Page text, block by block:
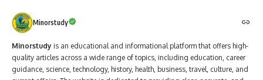
Minorstudy
Minorstudy is an educational and informational platform that offers high-
quality articles across a wide range of topics, including education, career
guidance, science, technology, history, health, business, travel, culture, and